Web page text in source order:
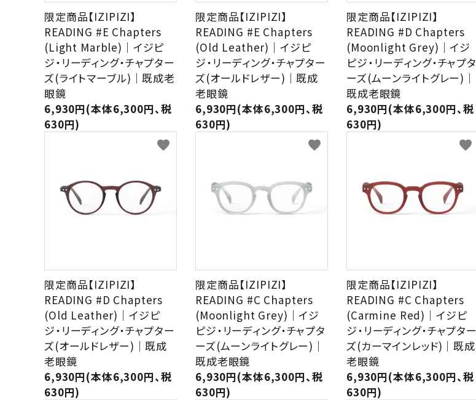
限定商品【IZIPIZI】
READING #E Chapters
(Light Marble)｜イジピ
ジ・リーディング・チャプター
ズ(ライトマーブル)｜既成老
眼鏡
6,930円(本体6,300円、税
630円)
限定商品【IZIPIZI】
READING #E Chapters
(Old Leather)｜イジピ
ジ・リーディング・チャプター
ズ(オールドレザー)｜既成
老眼鏡
6,930円(本体6,300円、税
630円)
限定商品【IZIPIZI】
READING #D Chapters
(Moonlight Grey)｜イジ
ピジ・リーディング・チャプタ
ーズ(ムーンライトグレー)｜
既成老眼鏡
6,930円(本体6,300円、税
630円)
限定商品【IZIPIZI】
READING #D Chapters
(Old Leather)｜イジピ
ジ・リーディング・チャプター
ズ(オールドレザー)｜既成
老眼鏡
6,930円(本体6,300円、税
630円)
favorite
限定商品【IZIPIZI】
READING #C Chapters
(Moonlight Grey)｜イジ
ピジ・リーディング・チャプタ
ーズ(ムーンライトグレー)｜
既成老眼鏡
6,930円(本体6,300円、税
630円)
favorite
限定商品【IZIPIZI】
READING #C Chapters
(Carmine Red)｜イジピ
ジ・リーディング・チャプター
ズ(カーマインレッド)｜既成
老眼鏡
6,930円(本体6,300円、税
630円)
favorite